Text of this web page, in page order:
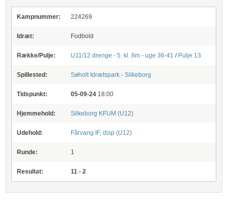
Kampnummer: 224269
Idræt: Fodbold
Række/Pulje: U11/12 drenge - 5. kl. 8m - uge 36-41 / Pulje 13
Spillested: Søholt Idrætspark - Silkeborg
Tidspunkt: 05-09-24 18:00
Hjemmehold: Silkeborg KFUM (U12)
Udehold: Fårvang IF, disp (U12)
Runde: 1
Resultat: 11 - 2